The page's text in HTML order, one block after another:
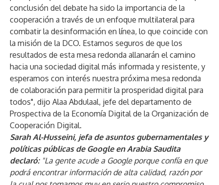
conclusión del debate ha sido la importancia de la
cooperación a través de un enfoque multilateral para
combatir la desinformación en línea, lo que coincide con
la misión de la DCO. Estamos seguros de que los
resultados de esta mesa redonda allanarán el camino
hacia una sociedad digital más informada y resistente, y
esperamos con interés nuestra próxima mesa redonda
de colaboración para permitir la prosperidad digital para
todos", dijo Alaa Abdulaal, jefe del departamento de
Prospectiva de la Economía Digital de la Organización de
Cooperación Digital.
Sarah Al-Husseini, jefa de asuntos gubernamentales y
políticas públicas de Google en Arabia Saudita
declaró: "La gente acude a Google porque confía en que
podrá encontrar información de alta calidad, razón por